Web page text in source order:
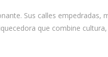
Sus calles
que combine